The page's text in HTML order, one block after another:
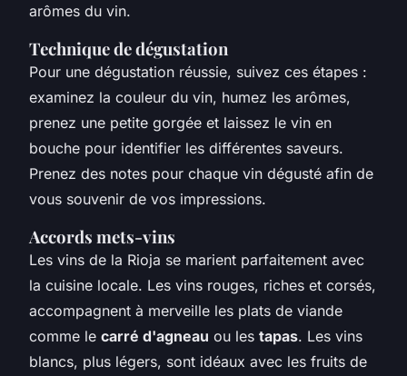
arômes du vin.
Technique de dégustation
Pour une dégustation réussie, suivez ces étapes :
examinez la couleur du vin, humez les arômes,
prenez une petite gorgée et laissez le vin en
bouche pour identifier les différentes saveurs.
Prenez des notes pour chaque vin dégusté afin de
vous souvenir de vos impressions.
Accords mets-vins
Les vins de la Rioja se marient parfaitement avec
la cuisine locale. Les vins rouges, riches et corsés,
accompagnent à merveille les plats de viande
comme le carré d'agneau ou les tapas. Les vins
blancs, plus légers, sont idéaux avec les fruits de